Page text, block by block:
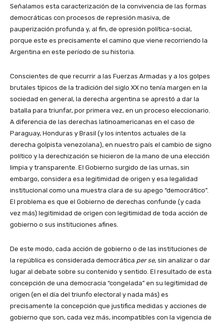
Señalamos esta caracterización de la convivencia de las formas
democráticas con procesos de represión masiva, de
pauperización profunda y, al fin, de opresión política-social,
porque este es precisamente el camino que viene recorriendo la
Argentina en este período de su historia.
Conscientes de que recurrir a las Fuerzas Armadas y a los golpes
brutales típicos de la tradición del siglo XX no tenía margen en la
sociedad en general, la derecha argentina se aprestó a dar la
batalla para triunfar, por primera vez, en un proceso eleccionario.
A diferencia de las derechas latinoamericanas en el caso de
Paraguay, Honduras y Brasil (y los intentos actuales de la
derecha golpista venezolana), en nuestro país el cambio de signo
político y la derechización se hicieron de la mano de una elección
limpia y transparente. El Gobierno surgido de las urnas, sin
embargo, considera esa legitimidad de origen y esa legalidad
institucional como una muestra clara de su apego “democrático”.
El problema es que el Gobierno de derechas confunde (y cada
vez más) legitimidad de origen con legitimidad de toda acción de
gobierno o sus instituciones afines.
De este modo, cada acción de gobierno o de las instituciones de
la república es considerada democrática per se, sin analizar o dar
lugar al debate sobre su contenido y sentido. El resultado de esta
concepción de una democracia “congelada” en su legitimidad de
origen (en el día del triunfo electoral y nada más) es
precisamente la concepción que justifica medidas y acciones de
gobierno que son, cada vez más, incompatibles con la vigencia de